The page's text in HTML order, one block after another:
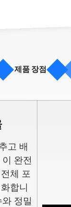
제품 장점
고 배
완전
전체 포
합니
정밀